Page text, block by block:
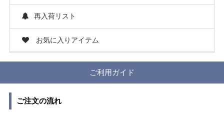
再入荷リスト
お気に入りアイテム
ご利用ガイド
ご注文の流れ